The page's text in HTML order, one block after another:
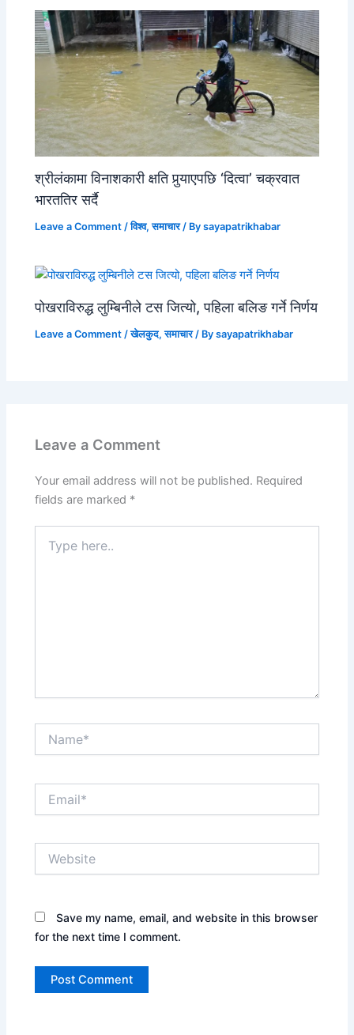
श्रीलंकामा विनाशकारी क्षति पुर्‍याएपछि ‘दित्वा’ चक्रवात
भारततिर सर्दै
Leave a Comment /विश्व,समाचार/ Bysayapatrikhabar
पोखराविरुद्ध लुम्बिनीले टस जित्यो, पहिला बलिङ गर्ने निर्णय
Leave a Comment /खेलकुद,समाचार/ Bysayapatrikhabar
Leave a Comment
Your email address will not be published. Required
fields are marked *
here..
Save my name, email, and website in this browser
for the next time I comment.